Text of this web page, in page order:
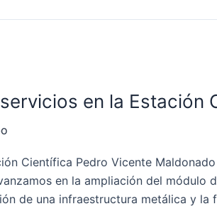
en la Estación
Científica Pedro Vicente
en la ampliación del
de una infraestructura metálica y la